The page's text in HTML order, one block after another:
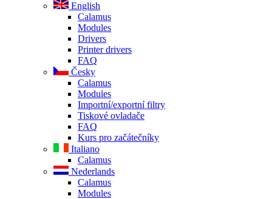
English
Calamus
Modules
Drivers
Printer drivers
FAQ
Česky
Calamus
Modules
Importní/exportní filtry
Tiskové ovladače
FAQ
Kurs pro začátečníky
Italiano
Calamus
Nederlands
Calamus
Modules